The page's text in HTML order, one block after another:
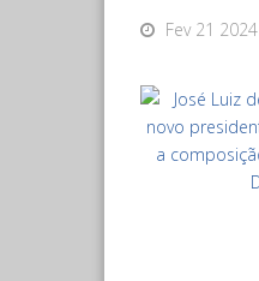
Fev 21 2024